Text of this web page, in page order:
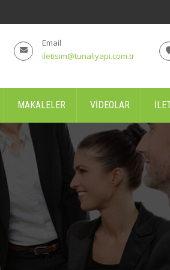
Email
iletisim@tunaliyapi.com.tr
MAKALELER VIDEOLAR